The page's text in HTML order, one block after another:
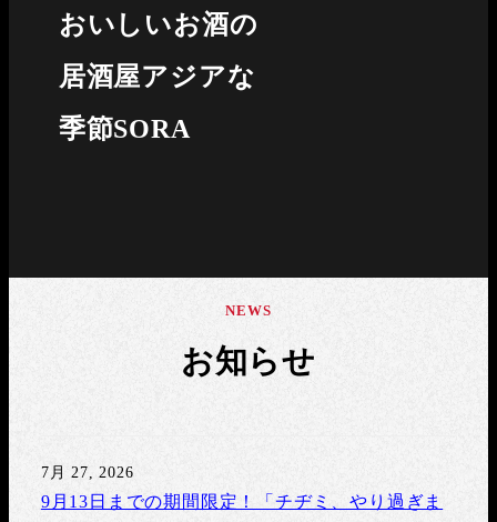
おいしいお酒の
居酒屋アジアな
季節SORA
NEWS
お知らせ
9月13日までの期間限定！「チヂミ、やり過ぎま
投稿日
7月 27, 2026